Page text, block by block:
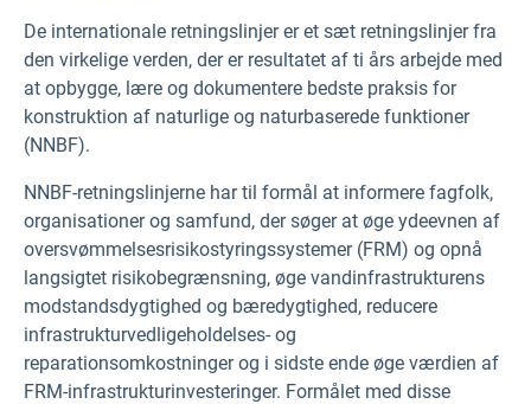
De internationale retningslinjer er et sæt retningslinjer fra
den virkelige verden, der er resultatet af ti års arbejde med
at opbygge, lære og dokumentere bedste praksis for
konstruktion af naturlige og naturbaserede funktioner
(NNBF).
NNBF-retningslinjerne har til formål at informere fagfolk,
organisationer og samfund, der søger at øge ydeevnen af
oversvømmelsesrisikostyringssystemer (FRM) og opnå
langsigtet risikobegrænsning, øge vandinfrastrukturens
modstandsdygtighed og bæredygtighed, reducere
infrastrukturvedligeholdelses- og
reparationsomkostninger og i sidste ende øge værdien af
FRM-infrastrukturinvesteringer. Formålet med disse